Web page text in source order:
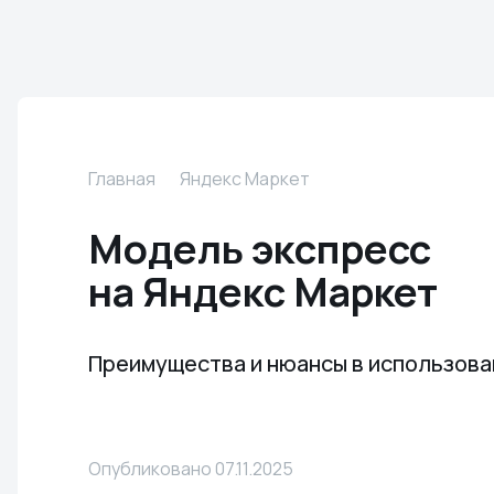
Главная Яндекс Маркет
Модель экспресс
на Яндекс Маркет
Преимущества и нюансы в
Опубликовано 07.11.2025